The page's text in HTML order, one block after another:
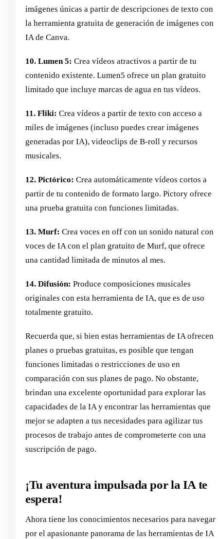
imágenes únicas a partir de descripciones de texto con
la herramienta gratuita de generación de imágenes con
IA de Canva.
10. Lumen 5: Crea vídeos atractivos a partir de tu
contenido existente. Lumen5 ofrece un plan gratuito
limitado que incluye marcas de agua en tus vídeos.
11. Fliki: Crea vídeos a partir de texto con acceso a
miles de imágenes (incluso puedes crear imágenes
generadas por IA), videoclips de B-roll y recursos
musicales.
12. Pictórico: Crea automáticamente vídeos cortos a
partir de tu contenido de formato largo. Pictory ofrece
una prueba gratuita con funciones limitadas.
13. Murf: Crea voces en off con un sonido natural con
voces de IA con el plan gratuito de Murf, que ofrece
una cantidad limitada de minutos al mes.
14. Difusión: Produce composiciones musicales
originales con esta herramienta de IA, que es de uso
totalmente gratuito.
Recuerda que, si bien estas herramientas de IA ofrecen
planes o pruebas gratuitas, es posible que tengan
funciones limitadas o restricciones de uso en
comparación con sus planes de pago. No obstante,
brindan una excelente oportunidad para explorar las
capacidades de la IA y encontrar las herramientas que
mejor se adapten a tus necesidades para agilizar tus
procesos de trabajo antes de comprometerte con una
suscripción de pago.
¡Tu aventura impulsada por la IA te
espera!
Ahora tiene los conocimientos necesarios para navegar
por el apasionante panorama de las herramientas de IA